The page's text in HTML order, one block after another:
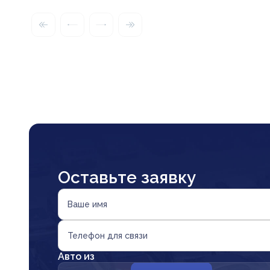
Оставьте заявку
Ваше имя
Телефон для связи
Авто из